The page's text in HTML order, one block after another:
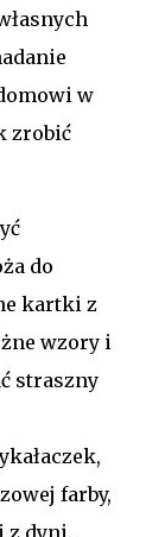
w
zrobić
do
kartki z
wzory i
straszny
farby,
z dyni.